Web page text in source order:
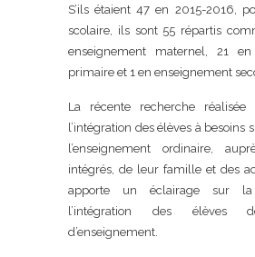
S’ils étaient 47 en 2015-2016,
scolaire, ils sont 55 répartis
enseignement maternel, 21 en
primaire et 1 en enseignement
La récente recherche réalisée
l’intégration des élèves à besoins
l’enseignement ordinaire,
intégrés, de leur famille et des
apporte un éclairage sur
l’intégration des
d’enseignement.